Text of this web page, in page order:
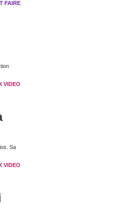
FAIRE
VIDEO
Sa
VIDEO